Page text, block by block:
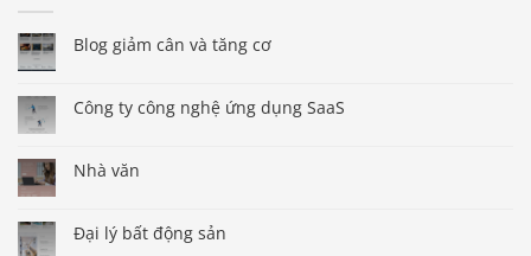
Blog giảm cân và tăng cơ
Công ty công nghệ ứng dụng SaaS
Nhà văn
Đại lý bất động sản